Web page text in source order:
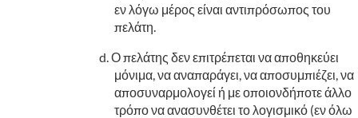
εν λόγω μέρος είναι αντιπρόσωπος του
πελάτη.
Ο πελάτης δεν επιτρέπεται να αποθηκεύει
μόνιμα, να αναπαράγει, να αποσυμπιέζει, να
αποσυναρμολογεί ή με οποιονδήποτε άλλο
τρόπο να ανασυνθέτει το λογισμικό (εν όλω